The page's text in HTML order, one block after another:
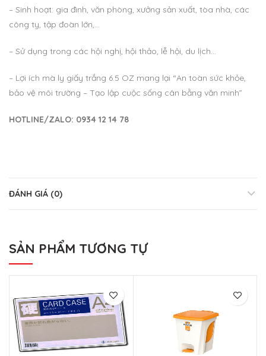
– Sinh hoạt: gia đình, văn phòng, xưởng sản xuất, tòa nhà, các
công ty, tập đoàn lớn,…
– Sử dụng trong các hội nghị, hội thảo, lễ hội, du lịch…
– Lợi ích mà ly giấy trắng 6.5 OZ mang lại “An toàn sức khỏe,
bảo vệ môi trường – Tạo lập cuộc sống cân bằng văn minh”
HOTLINE/ZALO: 0934 12 14 78
ĐÁNH GIÁ (0)
SẢN PHẨM TƯƠNG TỰ